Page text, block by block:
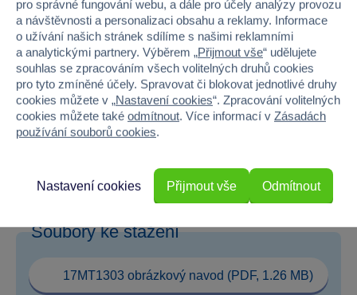
Pohlaví HOLKA, KLUK
Šířka 10.1
Výška 15.8
Hloubka
60
Soubory ke stažení
17MT1303 obrázkový navod (PDF, 1.26 MB)
pro správné fungování webu, a dále pro účely analýzy provozu
a návštěvnosti a personalizaci obsahu a reklamy. Informace
o užívání našich stránek sdílíme s našimi reklamními
a analytickými partnery. Výběrem „Přijmout vše“ udělujete
souhlas se zpracováním všech volitelných druhů cookies
pro tyto zmíněné účely. Spravovat či blokovat jednotlivé druhy
cookies můžete v „Nastavení cookies“. Zpracování volitelných
cookies můžete také odmítnout. Více informací v Zásadách
používání souborů cookies.
Odmítnout
Nastavení cookies Přijmout vše